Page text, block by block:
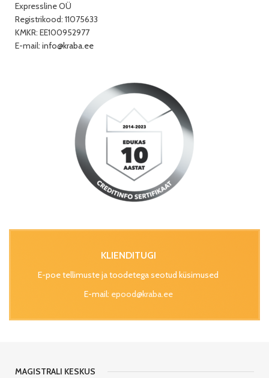
Expressline OÜ
Registrikood: 11075633
KMKR: EE100952977
E-mail: info@kraba.ee
KLIENDITUGI
E-poe tellimuste ja toodetega seotud küsimused
E-mail: epood@kraba.ee
MAGISTRALI KESKUS